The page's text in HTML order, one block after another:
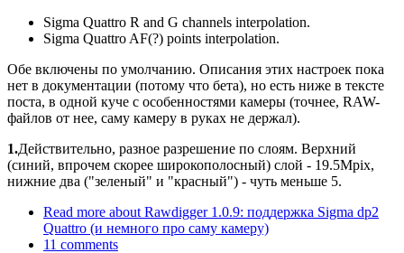
Sigma Quattro R and G channels interpolation.
Sigma Quattro AF(?) points interpolation.
Обе включены по умолчанию. Описания этих настроек пока
нет в документации (потому что бета), но есть ниже в тексте
поста, в одной куче с особенностями камеры (точнее, RAW-
файлов от нее, саму камеру в руках не держал).
1.Действительно, разное разрешение по слоям. Верхний
(синий, впрочем скорее широкополосный) слой - 19.5Mpix,
нижние два ("зеленый" и "красный") - чуть меньше 5.
Read more about Rawdigger 1.0.9: поддержка Sigma dp2
Quattro (и немного про саму камеру)
11 comments